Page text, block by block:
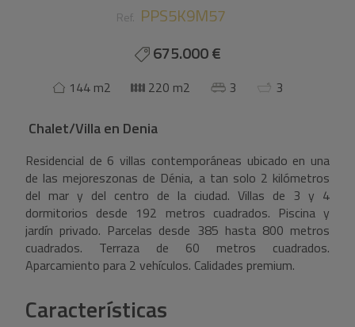
Ref. PPS5K9M57
675.000 €
144 m2 220 m2 3 3
Chalet/Villaen Denia
Residencial de 6 villas contemporáneas ubicado en una
de las mejoreszonas de Dénia, a tan solo 2 kilómetros
del mar y del centro de la ciudad. Villas de 3 y 4
dormitorios desde 192 metros cuadrados. Piscina y
jardín privado. Parcelas desde 385 hasta 800 metros
cuadrados. Terraza de 60 metros cuadrados.
Aparcamiento para 2 vehículos. Calidades premium.
Características